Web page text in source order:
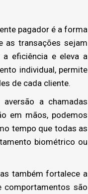
pagador é a forma
as transações sejam
a eficiência e eleva a
individual, permite
de cada cliente.
a chamadas
em mãos, podemos
tempo que todas as
biométrico ou
também fortalece a
comportamentos são